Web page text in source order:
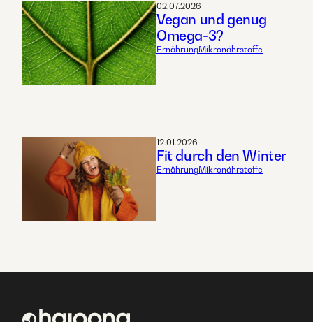
02.07.2026
Vegan und genug
Omega-3?
ErnährungMikronährstoffe
12.01.2026
Fit durch den Winter
ErnährungMikronährstoffe